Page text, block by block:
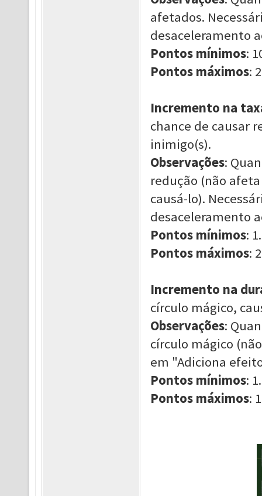
afetados.
desaceleramento
Pontos mínimos:
Pontos máximos:
Incremento na
chance de causar
inimigo(s).
Observações:
redução (não
causá-lo).
desaceleramento
Pontos mínimos: 1.
Pontos máximos:
Incremento na
círculo mágico,
Observações:
círculo mágico
em "Adiciona
Pontos mínimos: 1.
Pontos máximos: